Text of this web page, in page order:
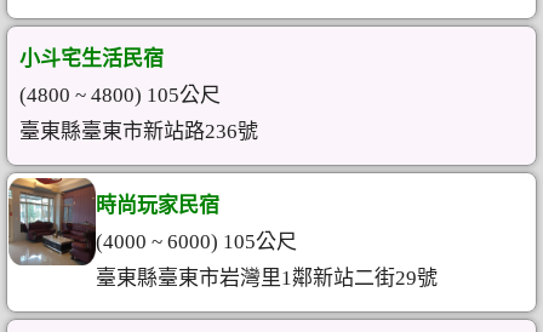
小斗宅生活民宿
(4800 ~ 4800) 105公尺
臺東縣臺東市新站路236號
時尚玩家民宿
(4000 ~ 6000) 105公尺
臺東縣臺東市岩灣里1鄰新站二街29號